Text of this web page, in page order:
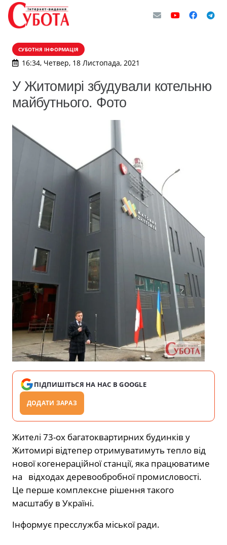
СУБОТНЯ ІНФОРМАЦІЯ
16:34, Четвер, 18 Листопада, 2021
У Житомирі збудували котельню
майбутнього. Фото
ПІДПИШІТЬСЯ НА НАС В GOOGLE
ДОДАТИ ЗАРАЗ
Жителі 73-ох багатоквартирних будинків у
Житомирі відтепер отримуватимуть тепло від
нової когенераційної станції, яка працюватиме
на відходах деревообробної промисловості.
Це перше комплексне рішення такого
масштабу в Україні.
Інформує пресслужба міської ради.